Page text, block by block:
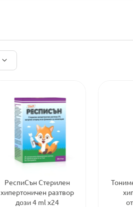
РеспиСън Стерилен
хипертоничен разтвор
дози 4 ml x24